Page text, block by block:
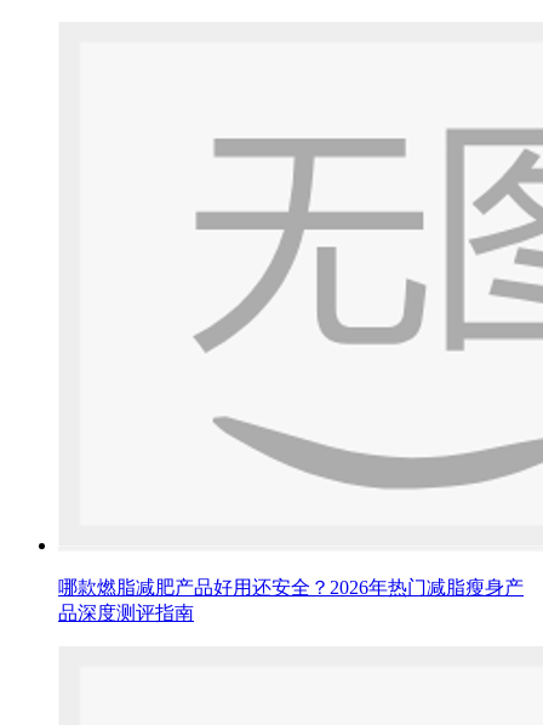
哪款燃脂减肥产品好用还安全？2026年热门减脂瘦身产
品深度测评指南